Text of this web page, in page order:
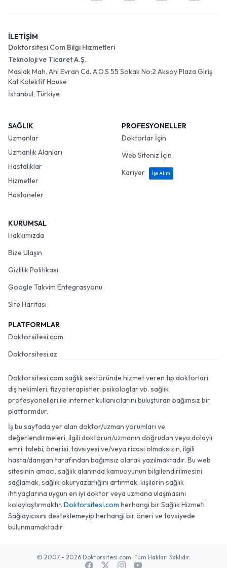
İLETİŞİM
Doktorsitesi Com Bilgi Hizmetleri
Teknoloji ve Ticaret A.Ş.
Maslak Mah. Ahi Evran Cd. A.O.S 55 Sokak No:2 Aksoy Plaza Giriş
Kat Kolektif House
İstanbul, Türkiye
SAĞLIK
Uzmanlar
Uzmanlık Alanları
Hastalıklar
Hizmetler
Hastaneler
PROFESYONELLER
Doktorlar İçin
Web Siteniz İçin
Kariyer
İşe Alım
KURUMSAL
Hakkımızda
Bize Ulaşın
Gizlilik Politikası
Google Takvim Entegrasyonu
Site Haritası
PLATFORMLAR
Doktorsitesi.com
Doktorsitesi.az
Doktorsitesi.com sağlık sektöründe hizmet veren tıp doktorları,
diş hekimleri, fizyoterapistler, psikologlar vb. sağlık
profesyonelleri ile internet kullanıcılarını buluşturan bağımsız bir
platformdur.
İş bu sayfada yer alan doktor/uzman yorumları ve
değerlendirmeleri, ilgili doktorun/uzmanın doğrudan veya dolaylı
emri, talebi, önerisi, tavsiyesi ve/veya ricası olmaksızın, ilgili
hasta/danışan tarafından bağımsız olarak yazılmaktadır. Bu web
sitesinin amacı, sağlık alanında kamuoyunun bilgilendirilmesini
sağlamak, sağlık okuryazarlığını artırmak, kişilerin sağlık
ihtiyaçlarına uygun en iyi doktor veya uzmana ulaşmasını
kolaylaştırmaktır. Doktorsitesi.com herhangi bir Sağlık Hizmeti
Sağlayıcısını desteklemeyip herhangi bir öneri ve tavsiyede
bulunmamaktadır.
© 2007 - 2026 Doktorsitesi.com. Tüm Hakları Saklıdır.